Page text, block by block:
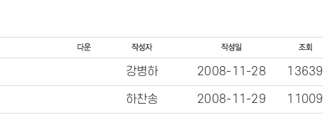
강병하 2008-11-28 13639
하찬송 2008-11-29 11009